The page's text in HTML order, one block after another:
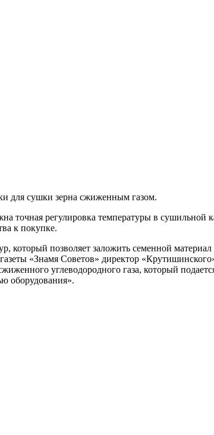
для сушки зерна сжиженным газом.
точная регулировка температуры в
к покупке.
позволяет заложить семенной материал
«Знамя Советов» директор
углеводородного газа, который
оборудования».